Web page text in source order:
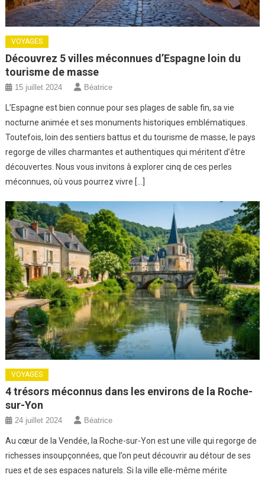
VOYAGES
Découvrez 5 villes méconnues d’Espagne loin du
tourisme de masse
15 juillet 2024 Béatrice
L’Espagne est bien connue pour ses plages de sable fin, sa vie
nocturne animée et ses monuments historiques emblématiques.
Toutefois, loin des sentiers battus et du tourisme de masse, le pays
regorge de villes charmantes et authentiques qui méritent d’être
découvertes. Nous vous invitons à explorer cinq de ces perles
méconnues, où vous pourrez vivre […]
VOYAGES
4 trésors méconnus dans les environs de la Roche-
sur-Yon
24 juillet 2024 Béatrice
Au cœur de la Vendée, la Roche-sur-Yon est une ville qui regorge de
richesses insoupçonnées, que l’on peut découvrir au détour de ses
rues et de ses espaces naturels. Si la ville elle-même mérite